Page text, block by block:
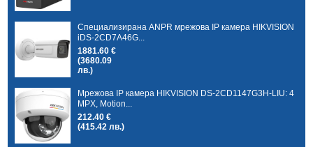
Специализирана ANPR мрежова IP камера HIKVISION
iDS-2CD7A46G...
1881.60 €
(3680.09
лв.)
Мрежова IP камера HIKVISION DS-2CD1147G3H-LIU: 4
MPX, Motion...
212.40 €
(415.42 лв.)